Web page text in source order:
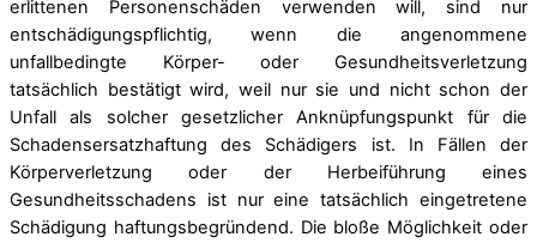
erlittenen Personenschäden verwenden will, sind nur
entschädigungspflichtig, wenn die angenommene
unfallbedingte Körper- oder Gesundheitsverletzung
tatsächlich bestätigt wird, weil nur sie und nicht schon der
Unfall als solcher gesetzlicher Anknüpfungspunkt für die
Schadensersatzhaftung des Schädigers ist. In Fällen der
Körperverletzung oder der Herbeiführung eines
Gesundheitsschadens ist nur eine tatsächlich eingetretene
Schädigung haftungsbegründend. Die bloße Möglichkeit oder